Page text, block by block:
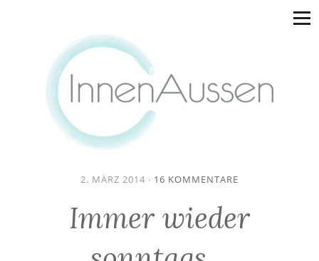
2. MÄRZ 2014 · 16 KOMMENTARE
Immer wieder